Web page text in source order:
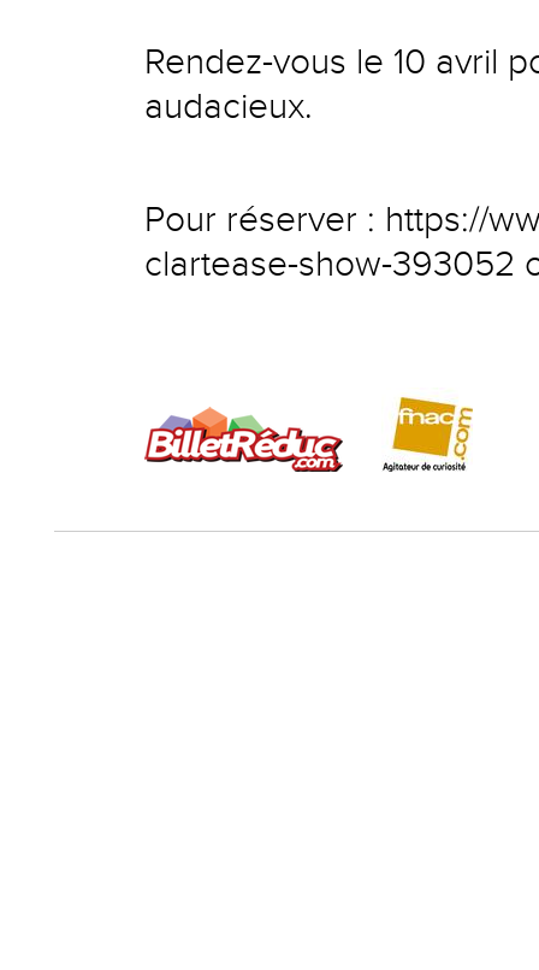
Rendez-vous le 10 avril
audacieux.
Pour réserver : https://
clartease-show-393052